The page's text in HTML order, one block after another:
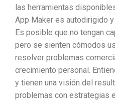
las herramientas
App Maker es autodirigido
Es posible que no tengan
pero se sienten cómodos
resolver problemas
crecimiento personal.
y tienen una visión del
problemas con estrategias